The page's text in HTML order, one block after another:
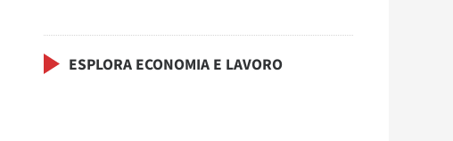
ESPLORA ECONOMIA E LAVORO